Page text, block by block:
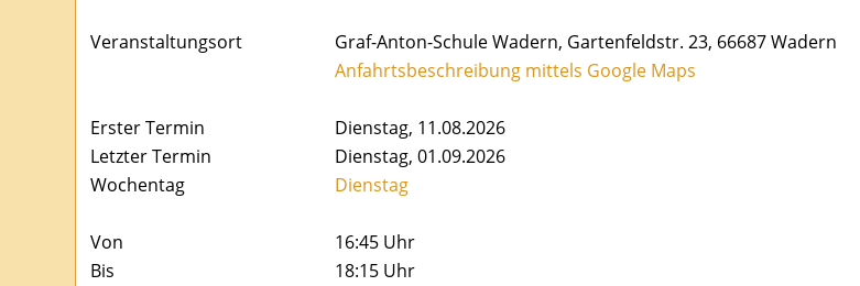
Veranstaltungsort
Graf-Anton-Schule Wadern, Gartenfeldstr. 23, 66687 Wadern
Anfahrtsbeschreibung mittels Google Maps
Erster Termin
Dienstag, 11.08.2026
Letzter Termin
Dienstag, 01.09.2026
Wochentag
Dienstag
Von
16:45 Uhr
Bis
18:15 Uhr